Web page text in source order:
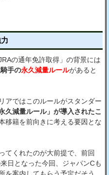
の通年免許取得」の背景には
手の永久減量ルールがあると
アではこのルールがスタンダー
久減量ルール」が導入されたこ
移籍を前向きに考える要因とな
てくれたのが大前提で、前回
日となった今回、ジャパンCも